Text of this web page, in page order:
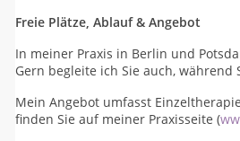
Freie Plätze, Ablauf & Angebot
In meiner Praxis in Berlin und
Gern begleite ich Sie auch,
Mein Angebot umfasst
finden Sie auf meiner Praxisseite (